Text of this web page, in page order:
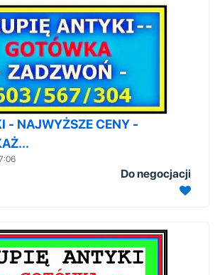
- NAJWYŻSZE CENY -
Do negocjacji